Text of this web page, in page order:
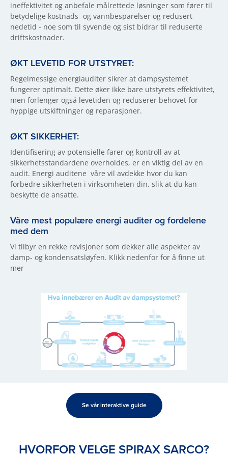
ineffektivitet og anbefale målrettede løsninger som fører til
betydelige kostnads- og vannbesparelser og redusert
nedetid - noe som til syvende og sist bidrar til reduserte
driftskostnader.
ØKT LEVETID FOR UTSTYRET:
Regelmessige energiauditer sikrer at dampsystemet
fungerer optimalt. Dette øker ikke bare utstyrets effektivitet,
men forlenger også levetiden og reduserer behovet for
hyppige utskiftninger og reparasjoner.
ØKT SIKKERHET:
Identifisering av potensielle farer og kontroll av at
sikkerhetsstandardene overholdes, er en viktig del av en
audit. Energi auditene våre vil avdekke hvor du kan
forbedre sikkerheten i virksomheten din, slik at du kan
beskytte de ansatte.
Våre mest populære energi auditer og fordelene
med dem
Vi tilbyr en rekke revisjoner som dekker alle aspekter av
damp- og kondensatsløyfen. Klikk nedenfor for å finne ut
mer
Se vår interaktive guide
HVORFOR VELGE SPIRAX SARCO?